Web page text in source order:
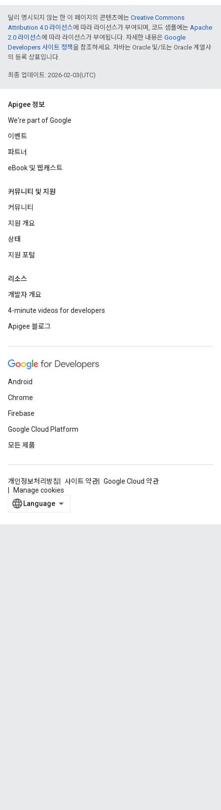
달리 명시되지 않는 한 이 페이지의 콘텐츠에는 Creative Commons
Attribution 4.0 라이선스에 따라 라이선스가 부여되며, 코드 샘플에는 Apache
2.0 라이선스에 따라 라이선스가 부여됩니다. 자세한 내용은 Google
Developers 사이트 정책을 참조하세요. 자바는 Oracle 및/또는 Oracle 계열사
의 등록 상표입니다.
최종 업데이트: 2026-02-03(UTC)
Apigee 정보
We're part of Google
이벤트
파트너
eBook 및 웹캐스트
커뮤니티 및 지원
커뮤니티
지원 개요
상태
지원 포털
리소스
개발자 개요
4-minute videos for developers
Apigee 블로그
Android
Chrome
Firebase
Google Cloud Platform
모든 제품
개인정보처리방침 사이트 약관
Google Cloud 약관
Manage cookies